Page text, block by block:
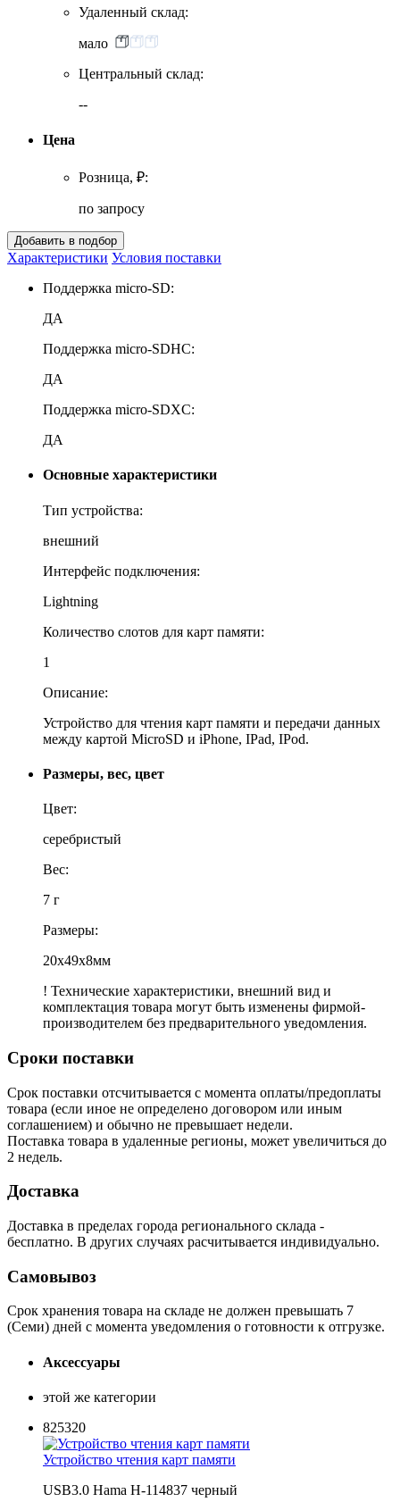
Удаленный склад:
мало
Центральный склад:
--
Цена
Розница, ₽:
по запросу
Характеристики Условия поставки
Поддержка micro-SD:
ДА
Поддержка miсro-SDHC:
ДА
Поддержка micro-SDXC:
ДА
Основные характеристики
Тип устройства:
внешний
Интерфейс подключения:
Lightning
Количество слотов для карт памяти:
1
Описание:
Устройство для чтения карт памяти и передачи данных
между картой MicroSD и iPhone, IPad, IPod.
Размеры, вес, цвет
Цвет:
серебристый
Вес:
7 г
Размеры:
20x49x8мм
! Технические характеристики, внешний вид и
комплектация товара могут быть изменены фирмой-
производителем без предварительного уведомления.
Сроки поставки
Срок поставки отсчитывается с момента оплаты/предоплаты
товара (если иное не определено договором или иным
соглашением) и обычно не превышает недели.
Поставка товара в удаленные регионы, может увеличиться до
2 недель.
Доставка
Доставка в пределах города регионального склада -
бесплатно. В других случаях расчитывается индивидуально.
Самовывоз
Срок хранения товара на складе не должен превышать 7
(Семи) дней с момента уведомления о готовности к отгрузке.
Аксессуары
этой же категории
825320
Устройство чтения карт памяти
USB3.0 Hama H-114837 черный